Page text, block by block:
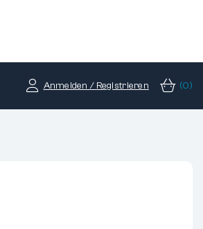
Anmelden / Registrieren (0)